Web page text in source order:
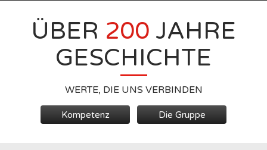
ÜBER 200 JAHRE
GESCHICHTE
WERTE, DIE UNS VERBINDEN
Kompetenz Die Gruppe